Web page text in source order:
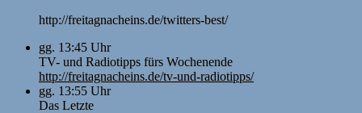
http://freitagnacheins.de/twitters-best/
gg. 13:45 Uhr
TV- und Radiotipps fürs Wochenende
http://freitagnacheins.de/tv-und-radiotipps/
gg. 13:55 Uhr
Das Letzte